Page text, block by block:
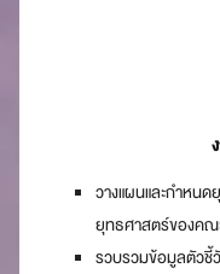
วางแผนและกำหน
ยุทธศาสตร์ของคณ
รวบรวมข้อมูลตัวชี้